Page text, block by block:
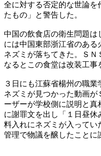
全に対する否定的な世論を
たもの」と警告した。
中国の飲食店の衛生問題は
には中国東部浙江省のある
ネズミが落ちてきた。ＳＮ
なるとこの食堂は改装工事
３日にも江蘇省楊州の職
ネズミが見つかった動画
ーザーが学校側に説明と真
に謝罪文を出し「１日昼
料入れにネズミが入ってい
管理で物議を醸したことに